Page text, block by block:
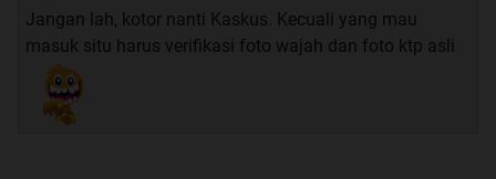
Jangan lah, kotor nanti Kaskus. Kecuali yang mau
masuk situ harus verifikasi foto wajah dan foto ktp asli